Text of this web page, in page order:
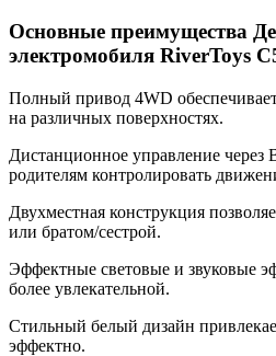
Основные преимущества
электромобиля RiverToys
Полный привод 4WD
на различных поверхностях.
Дистанционное управление через
родителям контролировать
Двухместная конструкция
или братом/сестрой.
Эффектные световые и звуковые
более увлекательной.
Стильный белый дизайн
эффектно.